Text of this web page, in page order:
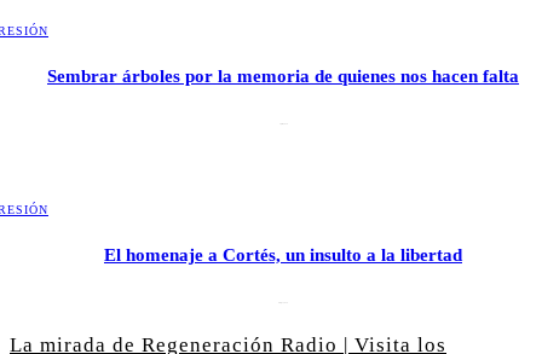
Sembrar árboles por la memoria de quienes nos hacen falta
El homenaje a Cortés, un insulto a la libertad
La mirada de Regeneración Radio | Visita los